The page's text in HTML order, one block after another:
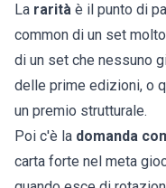
La rarità è il punto di
common di un set
di un set che nessuno
delle prime edizioni, o
un premio strutturale.
Poi c'è la domanda
carta forte nel meta